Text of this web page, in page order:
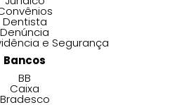
Dentista
Denúncia
e Segurança
Bancos
BB
Caixa
Bradesco